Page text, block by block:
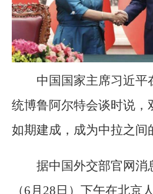
中国国家主席习近平
统博鲁阿尔特会谈时说，
如期建成，成为中拉之间
据中国外交部官网消
（6月28日）下午在北京